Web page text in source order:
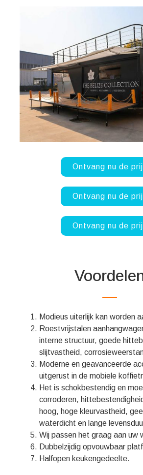
Ontvang nu de
Ontvang nu de
Ontvang nu de
Modieus uiterlijk kan worden
Roestvrijstalen
interne structuur, goede
slijtvastheid,
Moderne en geavanceerde
uitgerust in de mobiele
Het is schokbestendig en
corroderen,
hoog, hoge kleurvastheid,
waterdicht en lange
Wij passen het graag aan uw
Dubbelzijdig opvouwbaar
Halfopen keukengedeelte.